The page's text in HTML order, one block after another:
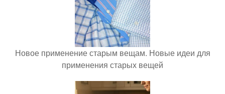
Новое применение старым вещам. Новые идеи для
применения старых вещей